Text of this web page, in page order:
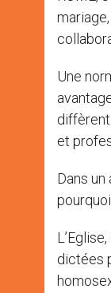
Une
et
Dans un
dictées